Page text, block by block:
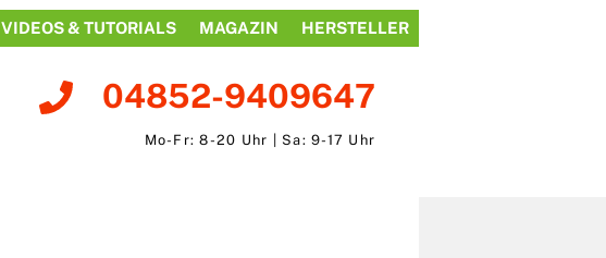
VIDEOS & TUTORIALS MAGAZIN HERSTELLER
04852-9409647
Mo-Fr: 8-20 Uhr | Sa: 9-17 Uhr